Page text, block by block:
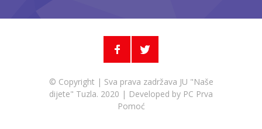
© Copyright | Sva prava zadržava JU "Naše
dijete" Tuzla. 2020 | Developed by PC Prva
Pomoć